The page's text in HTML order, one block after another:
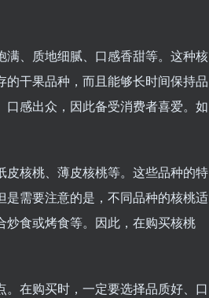
、质地细腻、口感香甜等。这种核
干果品种，而且能够长时间保持品
感出众，因此备受消费者喜爱。如
核桃、薄皮核桃等。这些品种的特
需要注意的是，不同品种的核桃适
食或烤食等。因此，在购买核桃
在购买时，一定要选择品质好、口